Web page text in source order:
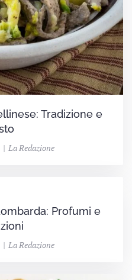
Tradizione e
La Redazione
Profumi e
La Redazione